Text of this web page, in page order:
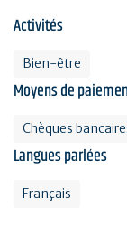
Activités
Bien-être
Moyens de
Chèques
Langues parlées
Français